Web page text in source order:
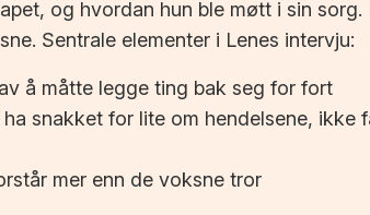
og hvordan hun ble møtt i sin sorg.
Sentrale elementer i Lenes intervju:
å måtte legge ting bak seg for fort
snakket for lite om hendelsene, ikke
mer enn de voksne tror